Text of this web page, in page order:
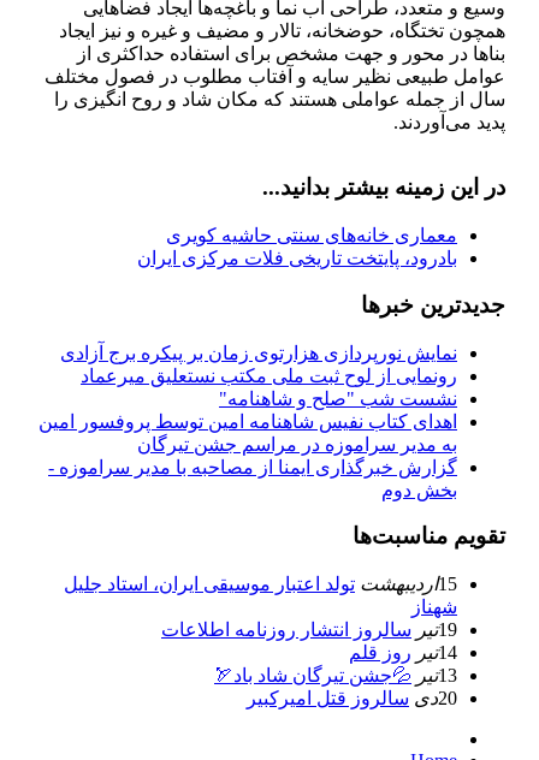
وسیع و متعدد، طراحی آب نما و باغچه‌ها ایجاد فضاهایی
همچون تختگاه، حوضخانه، تالار و مضیف و غیره و نیز ایجاد
بناها در محور و جهت مشخص برای استفاده حداكثری از
عوامل طبیعی نظیر سایه و آفتاب مطلوب در فصول مختلف
سال از جمله عواملی هستند كه مكان شاد و روح انگیزی را
پدید می‌آوردند.
در این زمینه بیشتر بدانید...
معماری خانه‌های سنتی حاشیه كویری
بادرود، پایتخت تاریخی فلات مرکزی ایران
جدیدترین خبرها
نمایش نورپردازی هزارتوی زمان بر پیکره برج آزادی
رونمایی از لوح ثبت ملی مكتب نستعلیق میرعماد
نشست شب "صلح و شاهنامه"
اهدای کتاب نفیس شاهنامه امین توسط پروفسور امین
به مدیر سراموزه در مراسم جشن تیرگان
گزارش خبرگذاری ایمنا از مصاحبه با مدیر سراموزه -
بخش دوم
تقویم مناسبت‌ها
15ارديبهشت تولد اعتبار موسيقى ايران، استاد جليل
شهناز
19تیر سالروز انتشار روزنامه اطلاعات
14تیر روز قلم
13تیر 💦جشن تیرگان شاد باد🏹
20دی سالروز قتل امیرکبیر